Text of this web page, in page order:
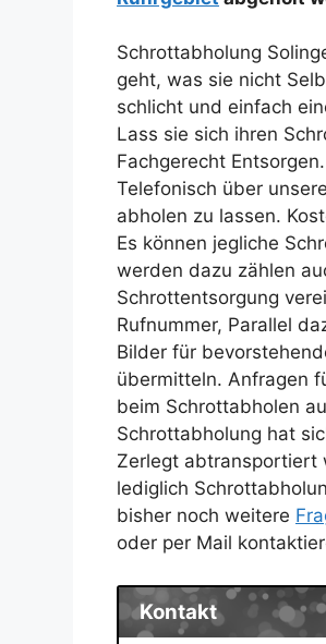
Schrottabholung
geht, was sie nicht
schlicht und einfach
Lass sie sich ihren
Fachgerecht
Telefonisch über
abholen zu lassen.
Es können jegliche
werden dazu zählen
Schrottentsorgung
Rufnummer, Parallel
Bilder für
übermitteln. Anfragen
beim Schrottabholen
Schrottabholung hat
Zerlegt abtransportiert
lediglich
bisher noch weitere
oder per Mail
Kontakt